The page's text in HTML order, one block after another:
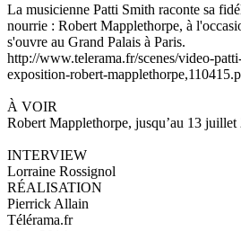
La musicienne Patti Smith raconte sa
nourrie : Robert Mapplethorpe, à
s'ouvre au Grand Palais à Paris.
http://www.telerama.fr/scenes/video-
exposition-robert-
À VOIR
Robert Mapplethorpe, jusqu’au 13 juillet
INTERVIEW
Lorraine Rossignol
RÉALISATION
Pierrick Allain
Télérama.fr